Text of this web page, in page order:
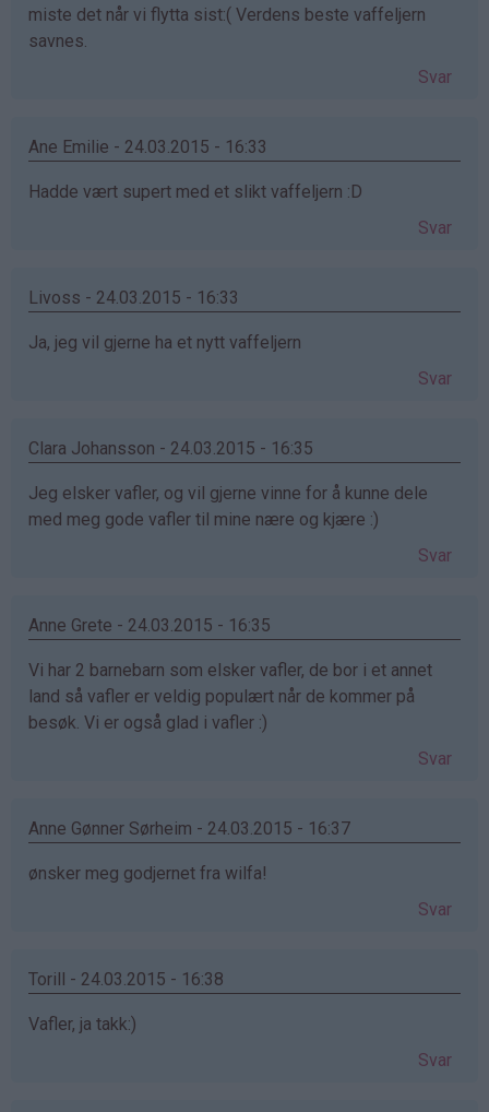
miste det når vi flytta sist:( Verdens beste vaffeljern
savnes.
Svar
Ane Emilie - 24.03.2015 - 16:33
Hadde vært supert med et slikt vaffeljern :D
Svar
Livoss - 24.03.2015 - 16:33
Ja, jeg vil gjerne ha et nytt vaffeljern
Svar
Clara Johansson - 24.03.2015 - 16:35
Jeg elsker vafler, og vil gjerne vinne for å kunne dele
med meg gode vafler til mine nære og kjære :)
Svar
Anne Grete - 24.03.2015 - 16:35
Vi har 2 barnebarn som elsker vafler, de bor i et annet
land så vafler er veldig populært når de kommer på
besøk. Vi er også glad i vafler :)
Svar
Anne Gønner Sørheim - 24.03.2015 - 16:37
ønsker meg godjernet fra wilfa!
Svar
Torill - 24.03.2015 - 16:38
Vafler, ja takk:)
Svar